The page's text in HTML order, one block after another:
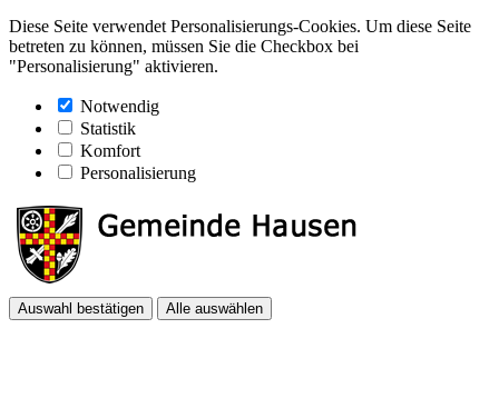
Diese Seite verwendet Personalisierungs-Cookies. Um diese Seite
betreten zu können, müssen Sie die Checkbox bei
"Personalisierung" aktivieren.
Notwendig
Statistik
Komfort
Personalisierung
Auswahl bestätigen Alle auswählen